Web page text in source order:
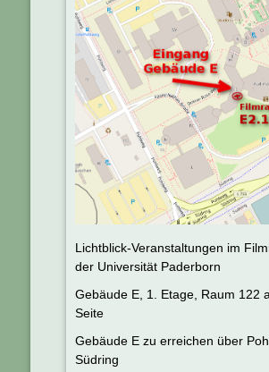
Lichtblick-Veranstaltungen im
der Universität Paderborn
Gebäude E, 1. Etage, Raum 122
Seite
Gebäude E zu erreichen über
Südring